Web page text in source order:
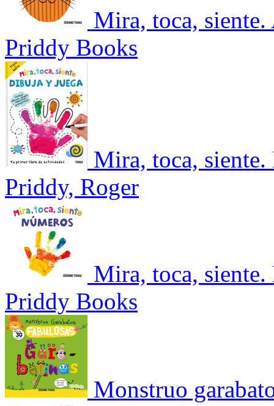
Mira, toca,
Priddy Books
Mira, toca,
Priddy, Roger
Mira, toca,
Priddy Books
Monstruo